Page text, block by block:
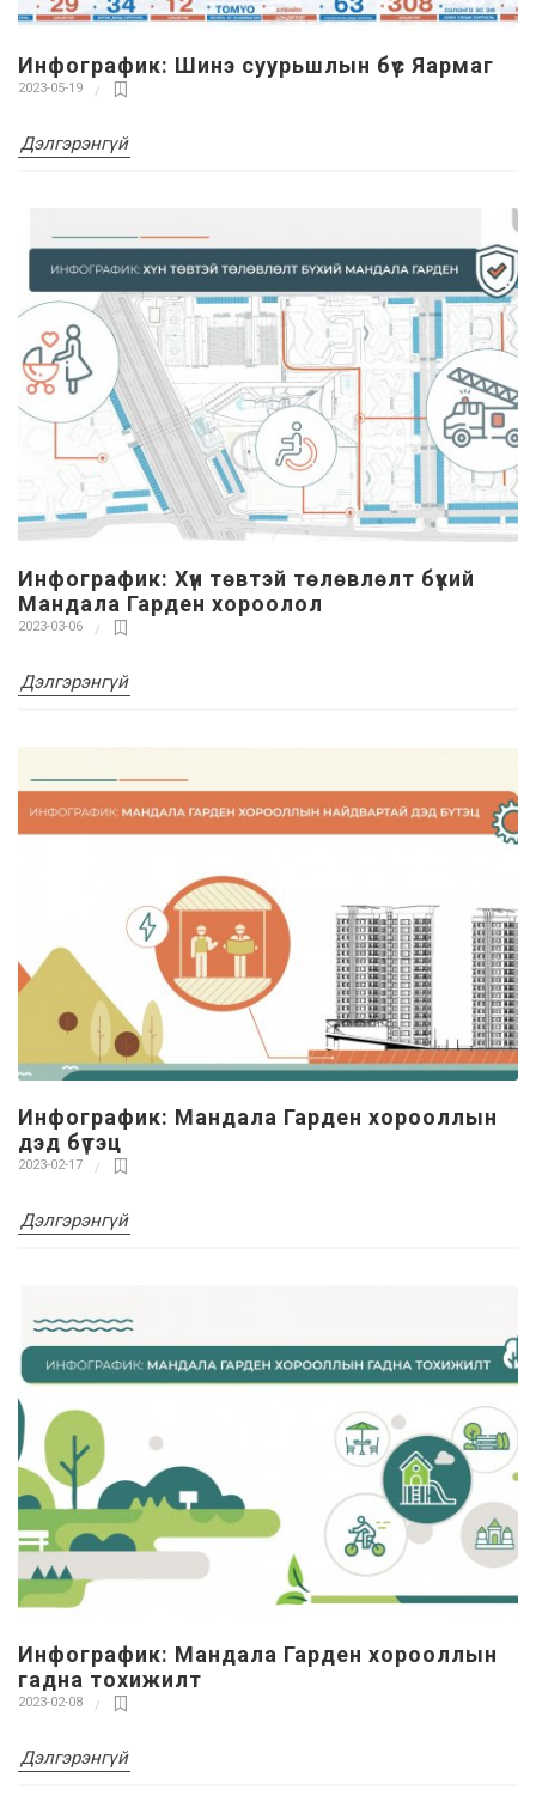
Инфографик: Шинэ суурьшлын бүс Яармаг
2023-05-19
Дэлгэрэнгүй
Инфографик: Хүн төвтэй төлөвлөлт бүхий
Мандала Гарден хороолол
2023-03-06
Дэлгэрэнгүй
Инфографик: Мандала Гарден хорооллын
дэд бүтэц
2023-02-17
Дэлгэрэнгүй
Инфографик: Мандала Гарден хорооллын
гадна тохижилт
2023-02-08
Дэлгэрэнгүй